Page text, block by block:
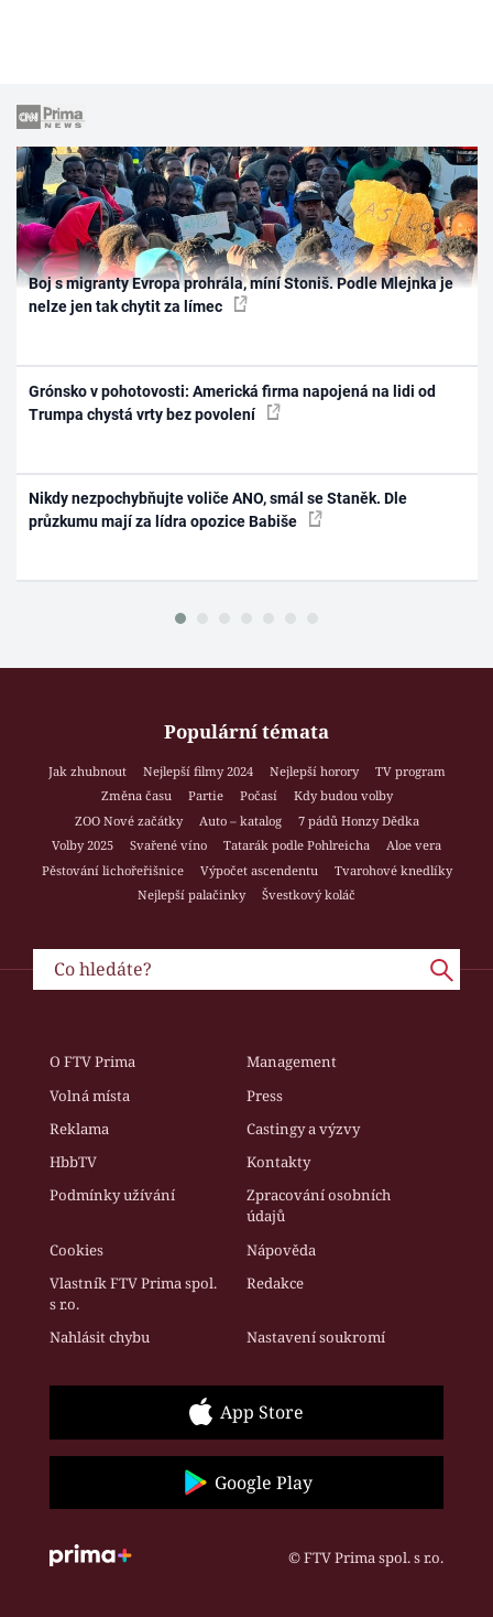
Boj s migranty Evropa prohrála, míní Stoniš. Podle Mlejnka je
nelze jen tak chytit za límec
Grónsko v pohotovosti: Americká firma napojená na lidi od
Trumpa chystá vrty bez povolení
Nikdy nezpochybňujte voliče ANO, smál se Staněk. Dle
průzkumu mají za lídra opozice Babiše
Populární témata
Jak zhubnout Nejlepší filmy 2024 Nejlepší horory
TV program
Změna času
Partie Počasí
Kdy budou volby
ZOO Nové začátky
Auto – katalog
7 pádů Honzy Dědka
Volby 2025
Svařené víno Tatarák podle Pohlreicha
Aloe vera
Pěstování lichořeřišnice
Výpočet ascendentu
Tvarohové knedlíky
Nejlepší palačinky
Švestkový koláč
O FTV Prima
Management
Volná místa
Press
Reklama
Castingy a výzvy
HbbTV
Kontakty
Podmínky užívání
Zpracování osobních
údajů
Cookies
Nápověda
Vlastník FTV Prima spol.
s r.o.
Redakce
Nahlásit chybu Nastavení soukromí
App Store
Google Play
© FTV Prima spol. s r.o.